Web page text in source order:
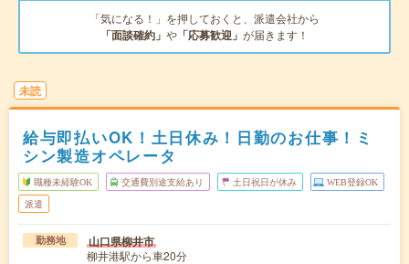
「気になる！」を押しておくと、派遣会社から
「面談確約」 や 「応募歓迎」 が届きます！
未読
給与即払いOK！土日休み！日勤のお仕事！ミ
シン製造オペレータ
職種未経験OK 交通費別途支給あり 土日祝日が休み WEB登録OK
派遣
勤務地 山口県柳井市
柳井港駅から車20分